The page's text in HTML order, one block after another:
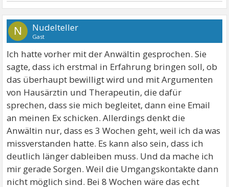
N Nudelteller
Gast
Ich hatte vorher mit der Anwältin gesprochen. Sie
sagte, dass ich erstmal in Erfahrung bringen soll, ob
das überhaupt bewilligt wird und mit Argumenten
von Hausärztin und Therapeutin, die dafür
sprechen, dass sie mich begleitet, dann eine Email
an meinen Ex schicken. Allerdings denkt die
Anwältin nur, dass es 3 Wochen geht, weil ich da was
missverstanden hatte. Es kann also sein, dass ich
deutlich länger dableiben muss. Und da mache ich
mir gerade Sorgen. Weil die Umgangskontakte dann
nicht möglich sind. Bei 8 Wochen wäre das echt